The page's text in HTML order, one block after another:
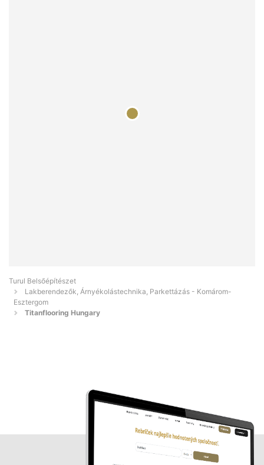
Turul Belsőépítészet
Lakberendezők, Árnyékolástechnika, Parkettázás - Komárom-
Esztergom
Titanflooring Hungary